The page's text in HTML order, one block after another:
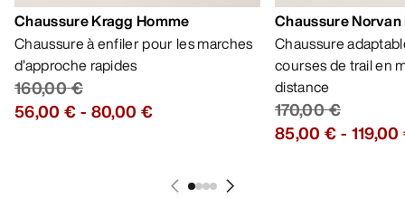
Chaussure Kragg Homme
Chaussure à enfiler pour les marches
d’approche rapides
160,00 €
56,00 €- 80,00 €
Chaussure
Chaussure
courses de trail en
distance
170,00 €
85,00 €-